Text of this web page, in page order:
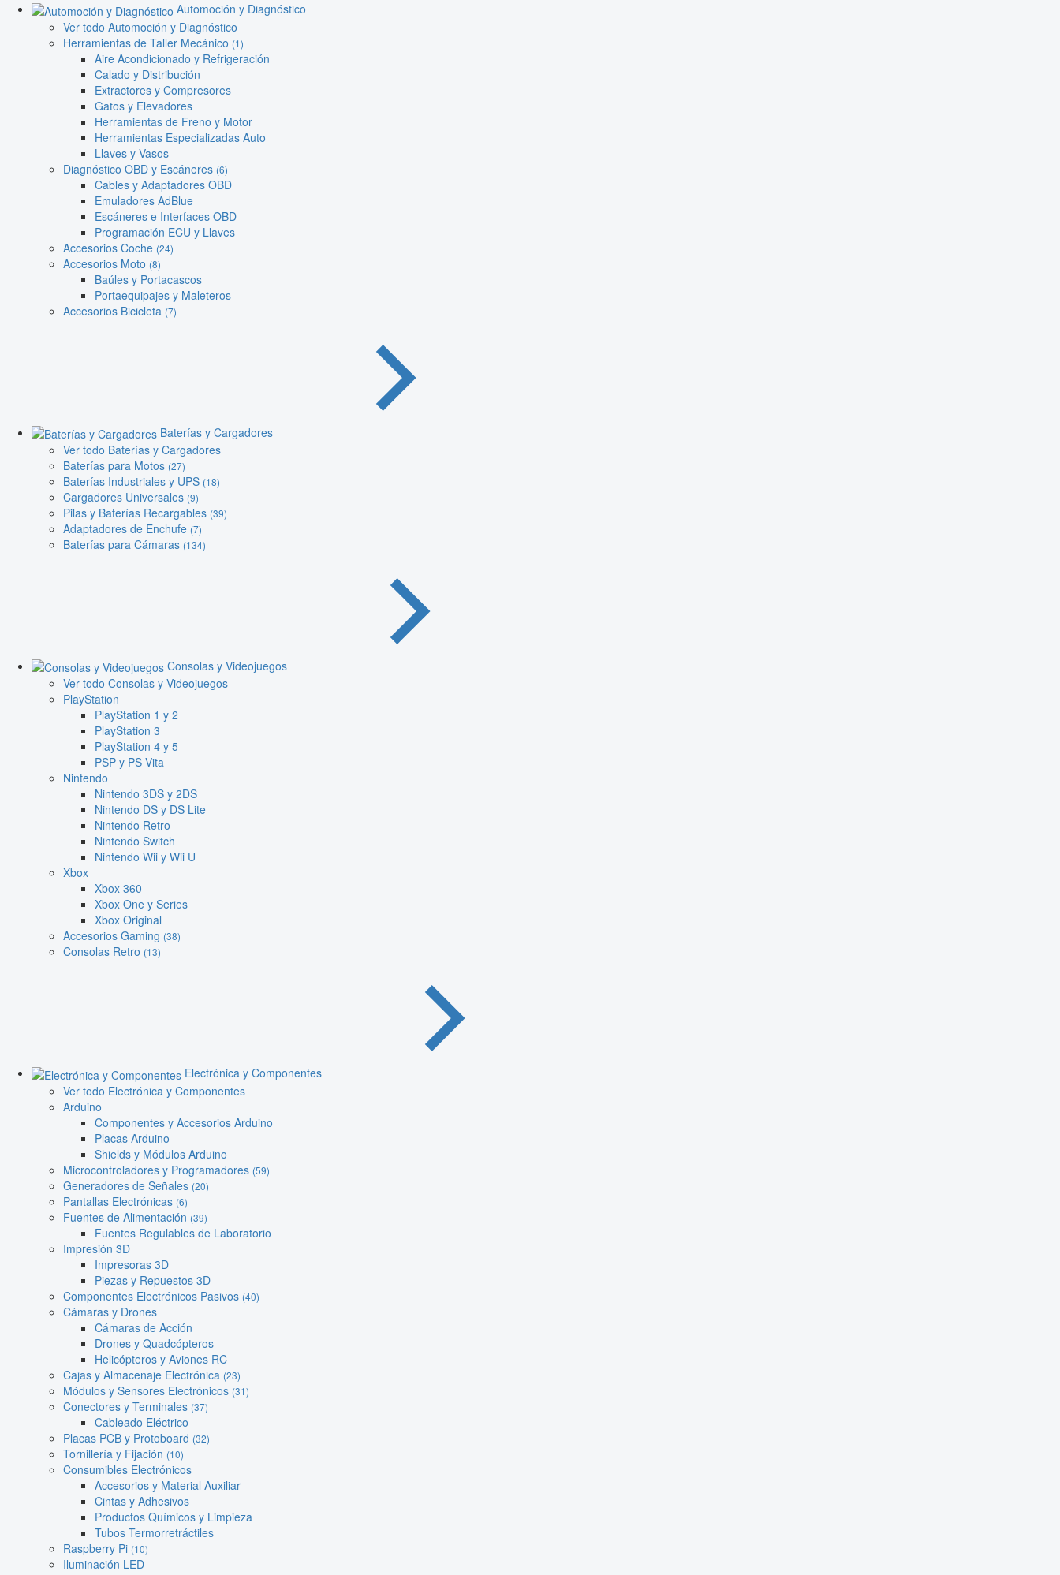
Automoción y Diagnóstico
Ver todo Automoción y Diagnóstico
Herramientas de Taller Mecánico (1)
Aire Acondicionado y Refrigeración
Calado y Distribución
Extractores y Compresores
Gatos y Elevadores
Herramientas de Freno y Motor
Herramientas Especializadas Auto
Llaves y Vasos
Diagnóstico OBD y Escáneres (6)
Cables y Adaptadores OBD
Emuladores AdBlue
Escáneres e Interfaces OBD
Programación ECU y Llaves
Accesorios Coche (24)
Accesorios Moto (8)
Baúles y Portacascos
Portaequipajes y Maleteros
Accesorios Bicicleta (7)
Baterías y Cargadores
Ver todo Baterías y Cargadores
Baterías para Motos (27)
Baterías Industriales y UPS (18)
Cargadores Universales (9)
Pilas y Baterías Recargables (39)
Adaptadores de Enchufe (7)
Baterías para Cámaras (134)
Consolas y Videojuegos
Ver todo Consolas y Videojuegos
PlayStation
PlayStation 1 y 2
PlayStation 3
PlayStation 4 y 5
PSP y PS Vita
Nintendo
Nintendo 3DS y 2DS
Nintendo DS y DS Lite
Nintendo Retro
Nintendo Switch
Nintendo Wii y Wii U
Xbox
Xbox 360
Xbox One y Series
Xbox Original
Accesorios Gaming (38)
Consolas Retro (13)
Electrónica y Componentes
Ver todo Electrónica y Componentes
Arduino
Componentes y Accesorios Arduino
Placas Arduino
Shields y Módulos Arduino
Microcontroladores y Programadores (59)
Generadores de Señales (20)
Pantallas Electrónicas (6)
Fuentes de Alimentación (39)
Fuentes Regulables de Laboratorio
Impresión 3D
Impresoras 3D
Piezas y Repuestos 3D
Componentes Electrónicos Pasivos (40)
Cámaras y Drones
Cámaras de Acción
Drones y Quadcópteros
Helicópteros y Aviones RC
Cajas y Almacenaje Electrónica (23)
Módulos y Sensores Electrónicos (31)
Conectores y Terminales (37)
Cableado Eléctrico
Placas PCB y Protoboard (32)
Tornillería y Fijación (10)
Consumibles Electrónicos
Accesorios y Material Auxiliar
Cintas y Adhesivos
Productos Químicos y Limpieza
Tubos Termorretráctiles
Raspberry Pi (10)
Iluminación LED